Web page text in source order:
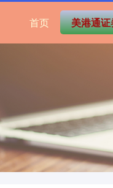
首页 美港通